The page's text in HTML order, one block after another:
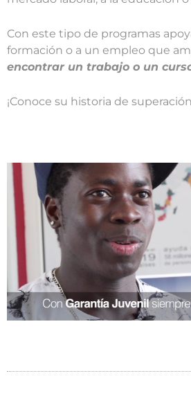
Con este tipo de programas
formación o a un empleo que
encontrar un trabajo o un
¡Conoce su historia de